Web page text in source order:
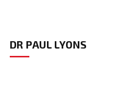
DR PAUL LYONS